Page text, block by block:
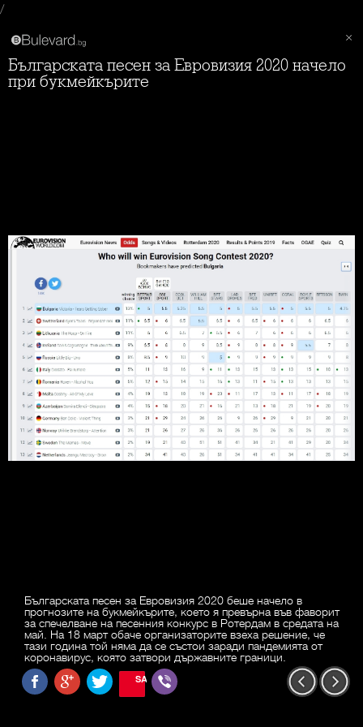
/
Българската песен за Евровизия 2020 начело
при букмейкърите
Българската песен за Евровизия 2020 беше начело в
прогнозите на букмейкърите, което я превърна във фаворит
за спечелване на песенния конкурс в Ротердам в средата на
май. На 18 март обаче организаторите взеха решение, че
тази година той няма да се състои заради пандемията от
коронавирус, която затвори държавните граници.
SAVE